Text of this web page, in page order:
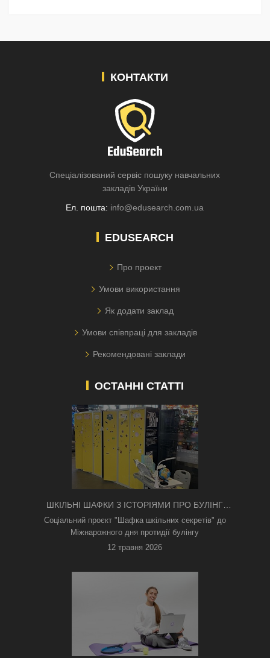
КОНТАКТИ
Спеціалізований сервіс пошуку навчальних
закладів України
Ел. пошта: info@edusearch.com.ua
EDUSEARCH
Про проект
Умови використання
Як додати заклад
Умови співпраці для закладів
Рекомендовані заклади
ОСТАННІ СТАТТІ
ШКІЛЬНІ ШАФКИ З ІСТОРІЯМИ ПРО БУЛІНГ
З'ЯВИЛИСЯ В КИЄВІ
Соціальний проєкт "Шафка шкільних секретів" до
Міжнарожного дня протидії булінгу
12 травня 2026